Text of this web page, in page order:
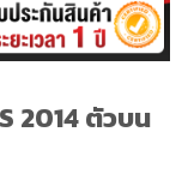
2014 ตัวบน